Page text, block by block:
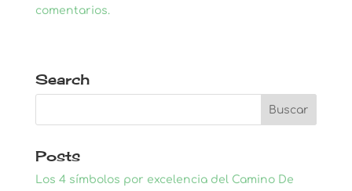
comentarios.
Search
Posts
Los 4 símbolos por excelencia del Camino De